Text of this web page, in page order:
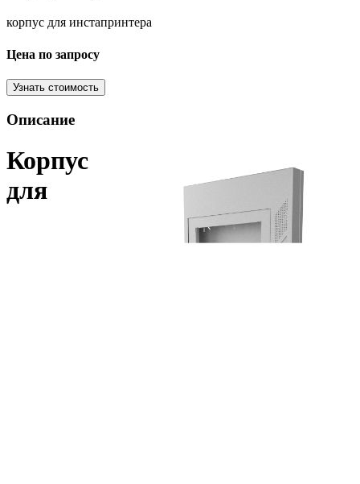
корпус для инстапринтера
Цена по запросу
Узнать стоимость
Описание
Корпус
для